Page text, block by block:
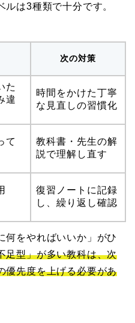
ルは3種類で十分です。
次の対策
た
違
時間をかけた丁寧
な見直しの習慣化
て
教科書・先生の解
説で理解し直す
復習ノートに記録
し、繰り返し確認
何をやればいいか」がひ
足型」が多い教科は、次
優先度を上げる必要があ